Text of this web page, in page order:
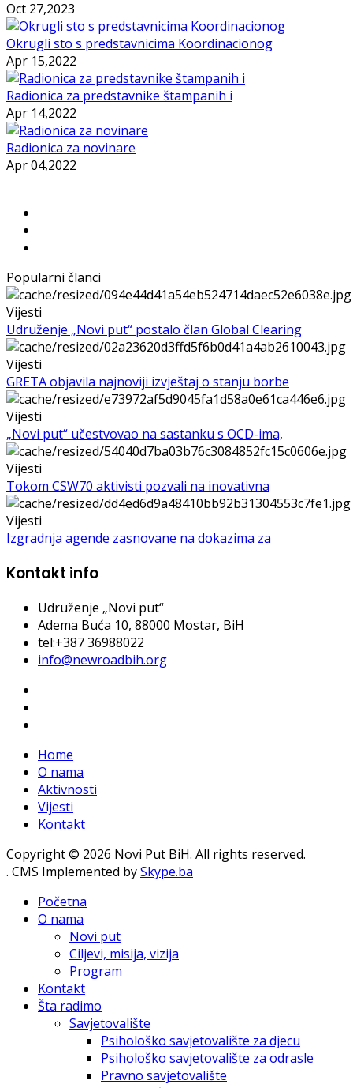
Oct 27,2023
Okrugli sto s predstavnicima Koordinacionog
Apr 15,2022
Radionica za predstavnike štampanih i
Apr 14,2022
Radionica za novinare
Apr 04,2022
Popularni članci
Vijesti
Udruženje „Novi put“ postalo član Global Clearing
Vijesti
GRETA objavila najnoviji izvještaj o stanju borbe
Vijesti
„Novi put“ učestvovao na sastanku s OCD-ima,
Vijesti
Tokom CSW70 aktivisti pozvali na inovativna
Vijesti
Izgradnja agende zasnovane na dokazima za
Kontakt info
Udruženje „Novi put“
Adema Buća 10, 88000 Mostar, BiH
tel:+387 36988022
info@newroadbih.org
Home
O nama
Aktivnosti
Vijesti
Kontakt
Copyright © 2026 Novi Put BiH. All rights reserved.
. CMS Implemented bySkype.ba
Početna
O nama
Novi put
Ciljevi, misija, vizija
Program
Kontakt
Šta radimo
Savjetovalište
Psihološko savjetovalište za djecu
Psihološko savjetovalište za odrasle
Pravno savjetovalište